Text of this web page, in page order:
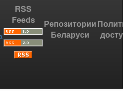
RSS
Feeds
Репозитории
Беларуси